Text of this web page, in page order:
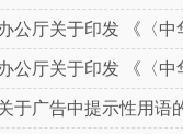
华人民共和国广告法〉适用问题 执法指南（二）》的
华人民共和国广告法〉适用问题 执法指南（一）》的
告中提示性用语的合规风险提